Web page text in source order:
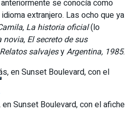
se conocía como
extranjero. Las ocho que ya
, La historia oficial(lo
novia, El secreto de sus
Relatos salvajesyArgentina, 1985.
Sunset Boulevard, con el afiche